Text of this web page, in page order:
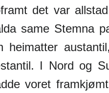
det var
same Stemna
heimatter
I Nord og
voret